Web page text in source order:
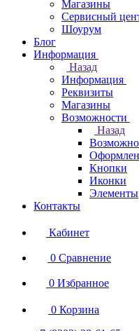
Магазины
Сервисный
Шоурум
Блог
Информация
Назад
Информация
Реквизиты
Магазины
Возможности
Назад
Кнопки
Иконки
Элементы
Контакты
Кабинет
0 Сравнение
0 Избранное
0 Корзина